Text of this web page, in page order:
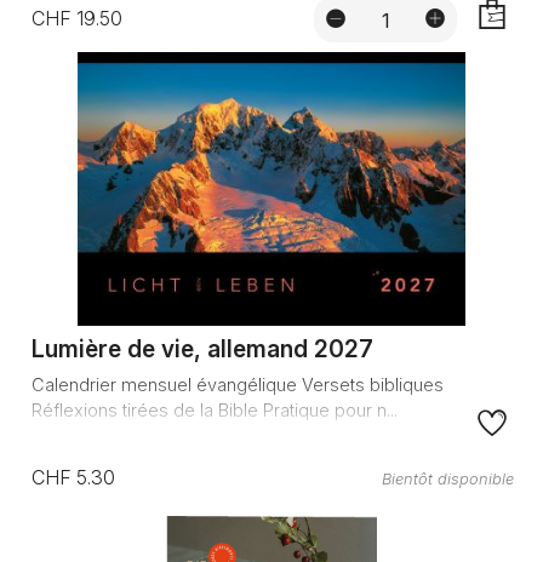
CHF 19.50
Lumière de vie, allemand 2027
Calendrier mensuel évangélique Versets bibliques
Réflexions tirées de la Bible Pratique pour n...
CHF 5.30 Bientôt disponible